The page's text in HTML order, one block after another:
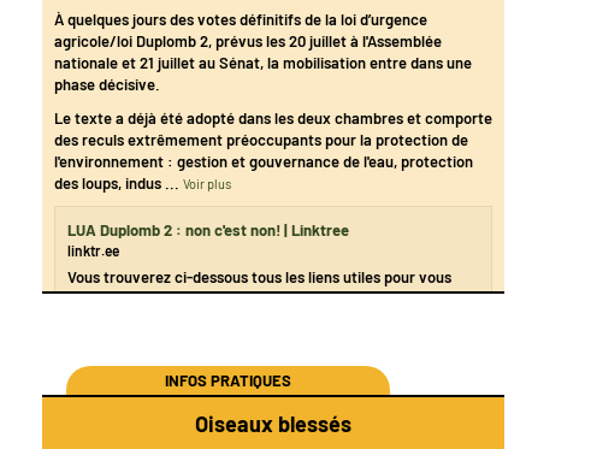
À quelques jours des votes définitifs de la loi d’urgence
agricole/loi Duplomb 2, prévus les 20 juillet à l'Assemblée
nationale et 21 juillet au Sénat, la mobilisation entre dans une
phase décisive.
Le texte a déjà été adopté dans les deux chambres et comporte
des reculs extrêmement préoccupants pour la protection de
l'environnement : gestion et gouvernance de l'eau, protection
des loups, indus
Voir plus
LUA Duplomb 2 : non c'est non! | Linktree
linktr.ee
Vous trouverez ci-dessous tous les liens utiles pour vous
mobiliser contre ces reculs. Des outils par les associations,
INFOS PRATIQUES
Oiseaux blessés